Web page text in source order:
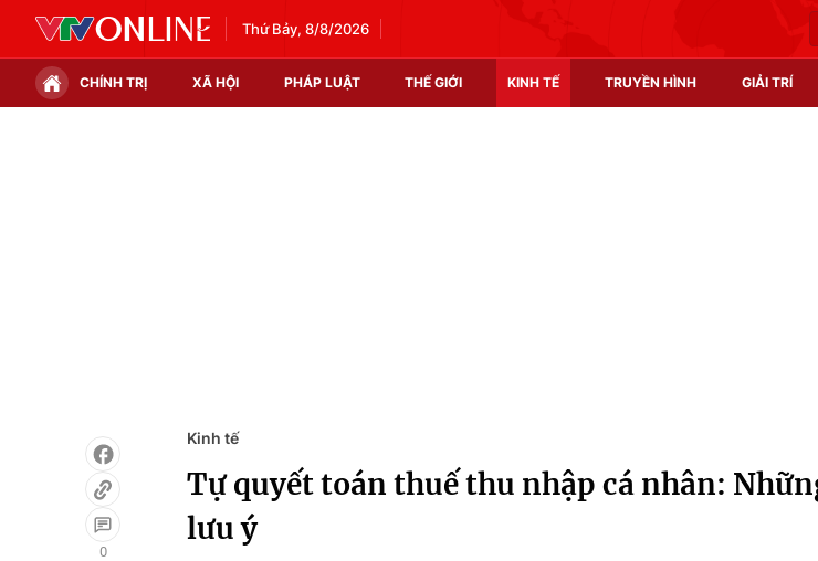
Thứ Bảy, 8/8/2026
CHÍNH TRỊ XÃ HỘI PHÁP LUẬT THẾ GIỚI KINH TẾ TRUYỀN HÌNH GIẢI TRÍ
0
Kinh tế
Tự quyết toán thuế thu nhập cá nhân:
lưu ý